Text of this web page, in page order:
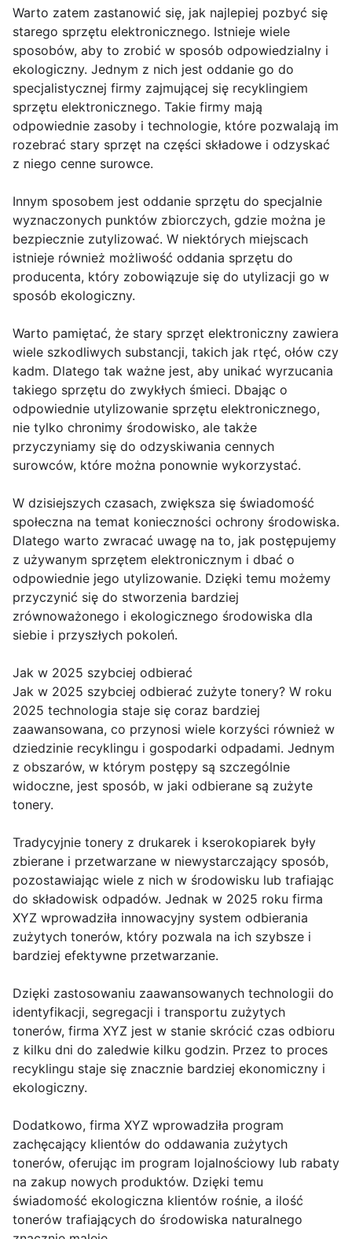
Warto zatem zastanowić się, jak najlepiej pozbyć się
starego sprzętu elektronicznego. Istnieje wiele
sposobów, aby to zrobić w sposób odpowiedzialny i
ekologiczny. Jednym z nich jest oddanie go do
specjalistycznej firmy zajmującej się recyklingiem
sprzętu elektronicznego. Takie firmy mają
odpowiednie zasoby i technologie, które pozwalają im
rozebrać stary sprzęt na części składowe i odzyskać
z niego cenne surowce.
Innym sposobem jest oddanie sprzętu do specjalnie
wyznaczonych punktów zbiorczych, gdzie można je
bezpiecznie zutylizować. W niektórych miejscach
istnieje również możliwość oddania sprzętu do
producenta, który zobowiązuje się do utylizacji go w
sposób ekologiczny.
Warto pamiętać, że stary sprzęt elektroniczny zawiera
wiele szkodliwych substancji, takich jak rtęć, ołów czy
kadm. Dlatego tak ważne jest, aby unikać wyrzucania
takiego sprzętu do zwykłych śmieci. Dbając o
odpowiednie utylizowanie sprzętu elektronicznego,
nie tylko chronimy środowisko, ale także
przyczyniamy się do odzyskiwania cennych
surowców, które można ponownie wykorzystać.
W dzisiejszych czasach, zwiększa się świadomość
społeczna na temat konieczności ochrony środowiska.
Dlatego warto zwracać uwagę na to, jak postępujemy
z używanym sprzętem elektronicznym i dbać o
odpowiednie jego utylizowanie. Dzięki temu możemy
przyczynić się do stworzenia bardziej
zrównoważonego i ekologicznego środowiska dla
siebie i przyszłych pokoleń.
Jak w 2025 szybciej odbierać
Jak w 2025 szybciej odbierać zużyte tonery? W roku
2025 technologia staje się coraz bardziej
zaawansowana, co przynosi wiele korzyści również w
dziedzinie recyklingu i gospodarki odpadami. Jednym
z obszarów, w którym postępy są szczególnie
widoczne, jest sposób, w jaki odbierane są zużyte
tonery.
Tradycyjnie tonery z drukarek i kserokopiarek były
zbierane i przetwarzane w niewystarczający sposób,
pozostawiając wiele z nich w środowisku lub trafiając
do składowisk odpadów. Jednak w 2025 roku firma
XYZ wprowadziła innowacyjny system odbierania
zużytych tonerów, który pozwala na ich szybsze i
bardziej efektywne przetwarzanie.
Dzięki zastosowaniu zaawansowanych technologii do
identyfikacji, segregacji i transportu zużytych
tonerów, firma XYZ jest w stanie skrócić czas odbioru
z kilku dni do zaledwie kilku godzin. Przez to proces
recyklingu staje się znacznie bardziej ekonomiczny i
ekologiczny.
Dodatkowo, firma XYZ wprowadziła program
zachęcający klientów do oddawania zużytych
tonerów, oferując im program lojalnościowy lub rabaty
na zakup nowych produktów. Dzięki temu
świadomość ekologiczna klientów rośnie, a ilość
tonerów trafiających do środowiska naturalnego